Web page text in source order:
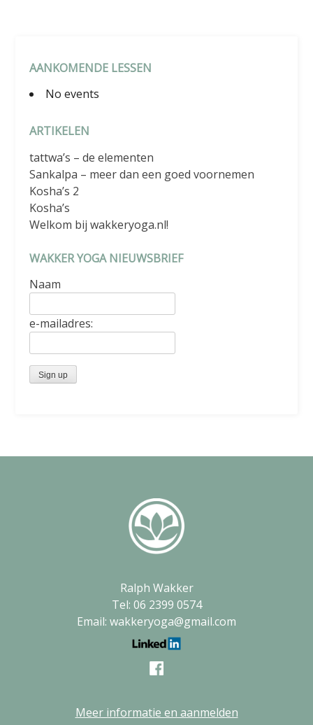
AANKOMENDE LESSEN
No events
ARTIKELEN
tattwa’s – de elementen
Sankalpa – meer dan een goed voornemen
Kosha’s 2
Kosha’s
Welkom bij wakkeryoga.nl!
WAKKER YOGA NIEUWSBRIEF
Naam
e-mailadres:
Ralph Wakker
Tel: 06 2399 0574
Email: wakkeryoga@gmail.com
Meer informatie en aanmelden